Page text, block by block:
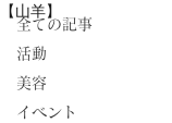
全ての記事
活動
美容
イベント
【山羊】